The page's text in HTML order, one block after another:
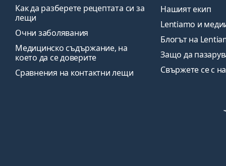
Как да разберете рецептата си за
лещи
Очни заболявания
Медицинско съдържание, на
което да се доверите
Сравнения на контактни лещи
Нашият екип
Lentiamo и
Блогът на
Защо да
Свържете се с